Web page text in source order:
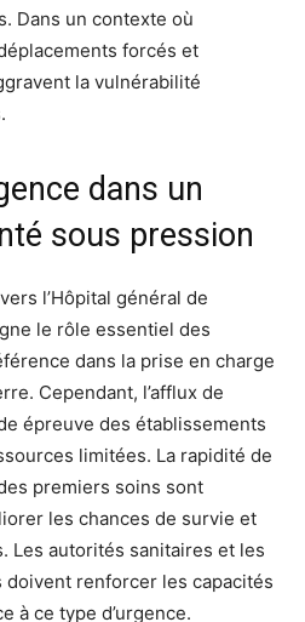
Dans un contexte où
forcés et
la vulnérabilité
dans un
sous pression
l’Hôpital général de
le rôle essentiel des
dans la prise en charge
Cependant, l’afflux de
épreuve des établissements
limitées. La rapidité de
premiers soins sont
les chances de survie et
Les autorités sanitaires et les
renforcer les capacités
à ce type d’urgence.